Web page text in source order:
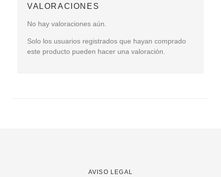
VALORACIONES
No hay valoraciones aún.
Solo los usuarios registrados que hayan comprado
este producto pueden hacer una valoración.
AVISO LEGAL